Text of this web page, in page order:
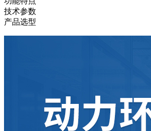
技术参数
产品选型